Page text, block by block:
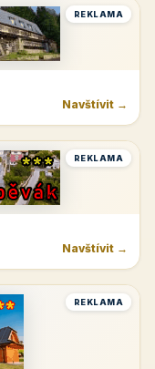
REKLAMA
Navštívit →
REKLAMA
Navštívit →
REKLAMA